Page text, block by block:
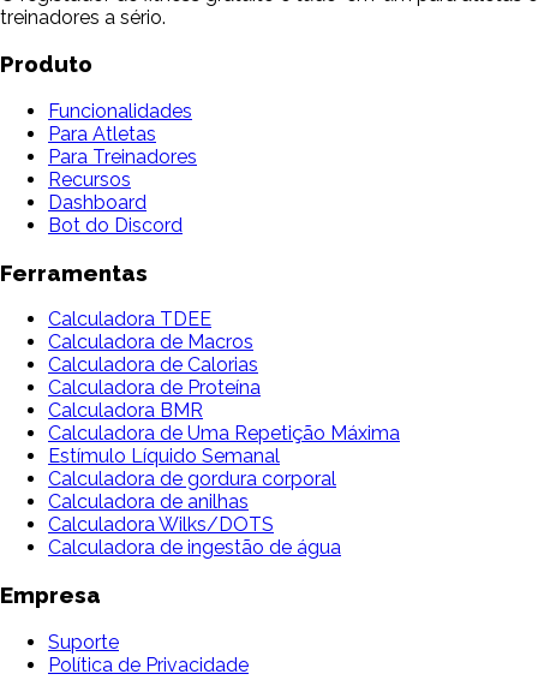
treinadores a sério.
Produto
Funcionalidades
Para Atletas
Para Treinadores
Recursos
Dashboard
Bot do Discord
Ferramentas
Calculadora TDEE
Calculadora de Macros
Calculadora de Calorias
Calculadora de Proteína
Calculadora BMR
Calculadora de Uma Repetição Máxima
Estímulo Líquido Semanal
Calculadora de gordura corporal
Calculadora de anilhas
Calculadora Wilks/DOTS
Calculadora de ingestão de água
Empresa
Suporte
Política de Privacidade